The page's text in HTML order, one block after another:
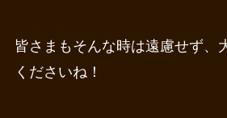
皆さまもそんな時は遠慮せず、
くださいね！